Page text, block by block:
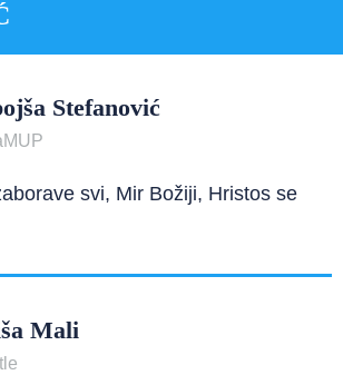
Stefanović
svi, Mir Božiji, Hristos se
Mali